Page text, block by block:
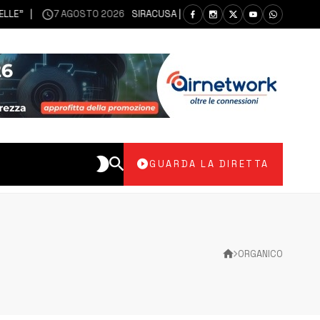
7 AGOSTO 2026 SIRACUSA | SIANO MESSI A DISPOSIZIONE DEL
GUARDA LA DIRETTA
ORGANICO